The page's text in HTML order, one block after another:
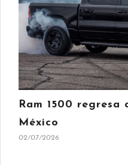
Ram 1500 regresa
México
02/07/2026